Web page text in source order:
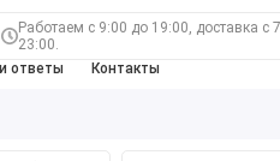
Работаем с 9:00 до 19:00, доставка с
23:00.
ответы Контакты